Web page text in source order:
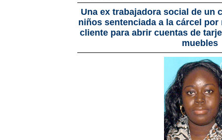
Una ex trabajadora social de un
niños sentenciada a la cárcel
cliente para abrir cuentas de
muebles